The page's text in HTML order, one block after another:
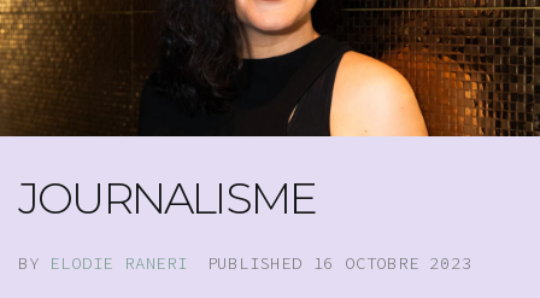
JOURNALISME
BY ELODIE RANERI PUBLISHED 16 OCTOBRE 2023